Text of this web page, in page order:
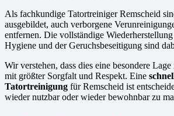
Als fachkundige Tatortreiniger Remscheid
ausgebildet, auch verborgene
entfernen. Die vollständige
Hygiene und der Geruchsbeseitigung sind
Wir verstehen, dass dies eine besondere
mit größter Sorgfalt und Respekt. Eine
Tatortreinigung für Remscheid ist
wieder nutzbar oder wieder bewohnbar zu